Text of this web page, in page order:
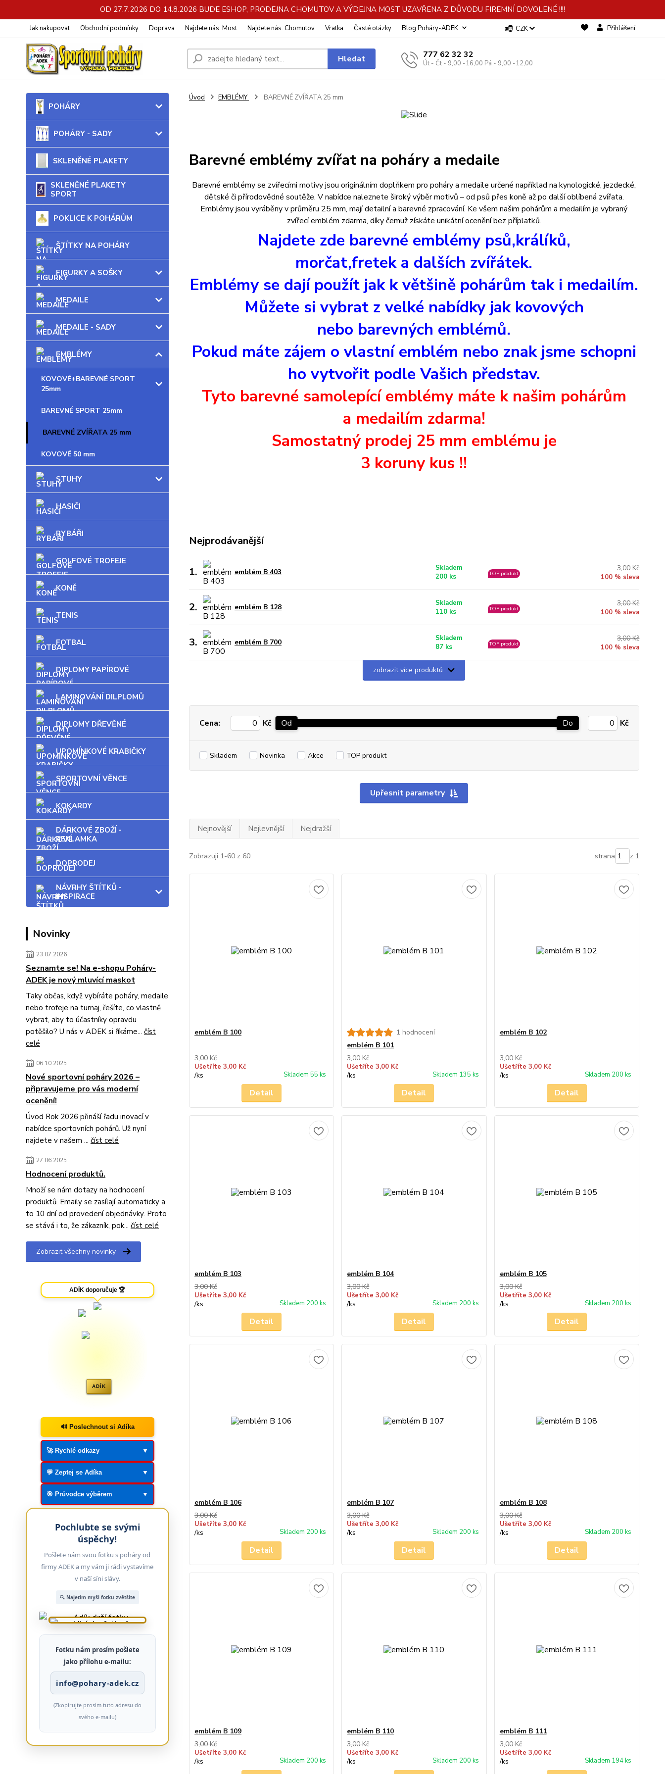
OD 27.7.2026 DO 14.8.2026 BUDE ESHOP, PRODEJNA CHOMUTOV A VÝDEJNA MOST UZAVŘENA Z DŮVODU FIREMNÍ DOVOLENÉ !!!!
Jak nakupovat Obchodní podmínky Doprava Najdete nás: Most Najdete nás: Chomutov Vratka Časté otázky Blog Poháry-ADEK CZK Přihlášení
Hledat 777 62 32 32
Út - Čt - 9,00 -16,00 Pá - 9,00 -12,00
POHÁRY
POHÁRY - SADY
SKLENĚNÉ PLAKETY
SKLENĚNÉ PLAKETY
SPORT
POKLICE K POHÁRŮM
ŠTÍTKY NA POHÁRY
FIGURKY A SOŠKY
MEDAILE
MEDAILE - SADY
EMBLÉMY
KOVOVÉ+BAREVNÉ SPORT
25mm
BAREVNÉ SPORT 25mm
BAREVNÉ ZVÍŘATA 25 mm
KOVOVÉ 50 mm
STUHY
HASIČI
RYBÁŘI
GOLFOVÉ TROFEJE
KONĚ
TENIS
FOTBAL
DIPLOMY PAPÍROVÉ
LAMINOVÁNÍ DILPLOMŮ
DIPLOMY DŘEVĚNÉ
UPOMÍNKOVÉ KRABIČKY
SPORTOVNÍ VĚNCE
KOKARDY
DÁRKOVÉ ZBOŽÍ -
REKLAMKA
DOPRODEJ
NÁVRHY ŠTÍTKŮ -
INSPIRACE
Novinky
23.07.2026
Seznamte se! Na e-shopu Poháry-
ADEK je nový mluvící maskot
Taky občas, když vybíráte poháry, medaile
nebo trofeje na turnaj, řešíte, co vlastně
vybrat, aby to účastníky opravdu
potěšilo? U nás v ADEK si říkáme... číst
celé
06.10.2025
Nové sportovní poháry 2026 –
připravujeme pro vás moderní
ocenění!
Úvod Rok 2026 přináší řadu inovací v
nabídce sportovních pohárů. Už nyní
najdete v našem ... číst celé
27.06.2025
Hodnocení produktů.
Množí se nám dotazy na hodnocení
produktů. Emaily se zasílají automaticky a
to 10 dní od provedení objednávky. Proto
se stává i to, že zákazník, pok... číst celé
Zobrazit všechny novinky
ADÍK doporučuje 🏆
ADÍK
🔊 Poslechnout si Adíka
🚀 Rychlé odkazy ▼
💬 Zeptej se Adíka ▼
🎯 Průvodce výběrem ▼
Pochlubte se svými
úspěchy!
Pošlete nám svou fotku s poháry od
firmy ADEK a my vám ji rádi vystavíme
v naší síni slávy.
🔍 Najetím myši fotku zvětšíte
Fotku nám prosím pošlete
jako přílohu e-mailu:
info@pohary-adek.cz
(Zkopírujte prosím tuto adresu do
svého e-mailu)
Úvod EMBLÉMY BAREVNÉ ZVÍŘATA 25 mm
Barevné emblémy zvířat na poháry a medaile
Barevné emblémy se zvířecími motivy jsou originálním doplňkem pro poháry a medaile určené například na kynologické, jezdecké,
dětské či přírodovědné soutěže. V nabídce naleznete široký výběr motivů – od psů přes koně až po další oblíbená zvířata.
Emblémy jsou vyráběny v průměru 25 mm, mají detailní a barevné zpracování. Ke všem našim pohárům a medailím je vybraný
zvířecí emblém zdarma, díky čemuž získáte unikátní ocenění bez příplatků.
Najdete zde barevné emblémy psů,králíků,
morčat,fretek a dalších zvířátek.
Emblémy se dají použít jak k většině pohárům tak i medailím.
Můžete si vybrat z velké nabídky jak kovových
nebo barevných emblémů.
Pokud máte zájem o vlastní emblém nebo znak jsme schopni
ho vytvořit podle Vašich představ.
Tyto barevné samolepící emblémy máte k našim pohárům
a medailím zdarma!
Samostatný prodej 25 mm emblému je
3 koruny kus !!
Nejprodávanější
1. emblém B 403
Skladem
200 ks
TOP produkt
3,00 Kč
100 % sleva
2. emblém B 128
Skladem
110 ks
TOP produkt
3,00 Kč
100 % sleva
3. emblém B 700
Skladem
87 ks
TOP produkt
3,00 Kč
100 % sleva
zobrazit více produktů
Upřesnit parametry
Cena: Kč Od Do Kč
Skladem Novinka Akce TOP produkt
Nejnovější Nejlevnější Nejdražší
Zobrazuji 1-60 z 60 strana z 1
emblém B 100
3,00 Kč
Ušetříte 3,00 Kč
/ks Skladem 55 ks
Detail
1 hodnocení
emblém B 101
3,00 Kč
Ušetříte 3,00 Kč
/ks Skladem 135 ks
Detail
emblém B 102
3,00 Kč
Ušetříte 3,00 Kč
/ks Skladem 200 ks
Detail
emblém B 103
3,00 Kč
Ušetříte 3,00 Kč
/ks Skladem 200 ks
Detail
emblém B 104
3,00 Kč
Ušetříte 3,00 Kč
/ks Skladem 200 ks
Detail
emblém B 105
3,00 Kč
Ušetříte 3,00 Kč
/ks Skladem 200 ks
Detail
emblém B 106
3,00 Kč
Ušetříte 3,00 Kč
/ks Skladem 200 ks
Detail
emblém B 107
3,00 Kč
Ušetříte 3,00 Kč
/ks Skladem 200 ks
Detail
emblém B 108
3,00 Kč
Ušetříte 3,00 Kč
/ks Skladem 200 ks
Detail
emblém B 109
3,00 Kč
Ušetříte 3,00 Kč
/ks Skladem 200 ks
emblém B 110
3,00 Kč
Ušetříte 3,00 Kč
/ks Skladem 200 ks
emblém B 111
3,00 Kč
Ušetříte 3,00 Kč
/ks Skladem 194 ks